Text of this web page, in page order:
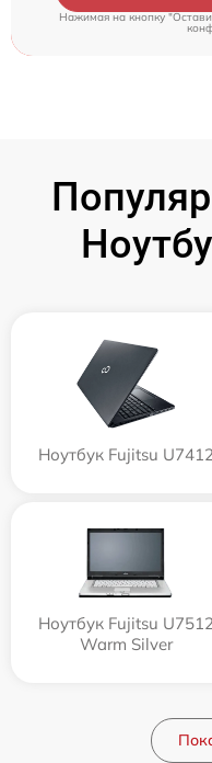
Нажимая на кнопку
Ноутбук Fujitsu
Ноутбук Fujitsu
Warm Silver